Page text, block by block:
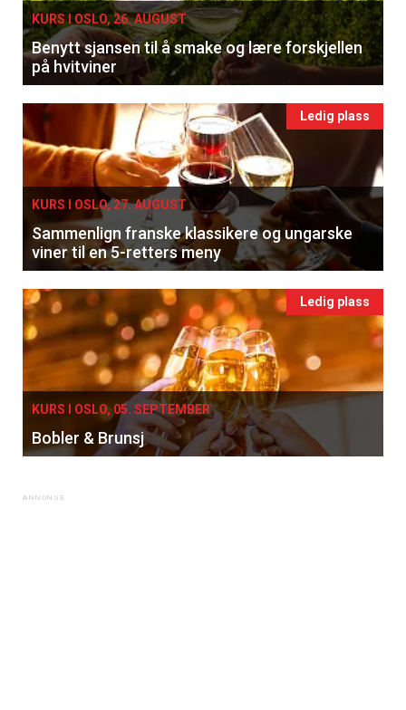
×
Få ukentlige nyhetsbrev fra
Apéritif
Vi tilbyr flere ukentlige nyhetsbrev. Du
KURS I OSLO, 26. AUGUST
Benytt sjansen til å smake og lære forskjellen
på hvitviner
Ledig plass
KURS I OSLO, 27. AUGUST
Sammenlign franske klassikere og ungarske
viner til en 5-retters meny
Ledig plass
KURS I OSLO, 05. SEPTEMBER
Bobler & Brunsj